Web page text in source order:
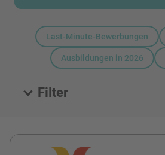
Last-Minute-Bewerbungen
Ausbildungen in 2026
Filter
Alle Stellen